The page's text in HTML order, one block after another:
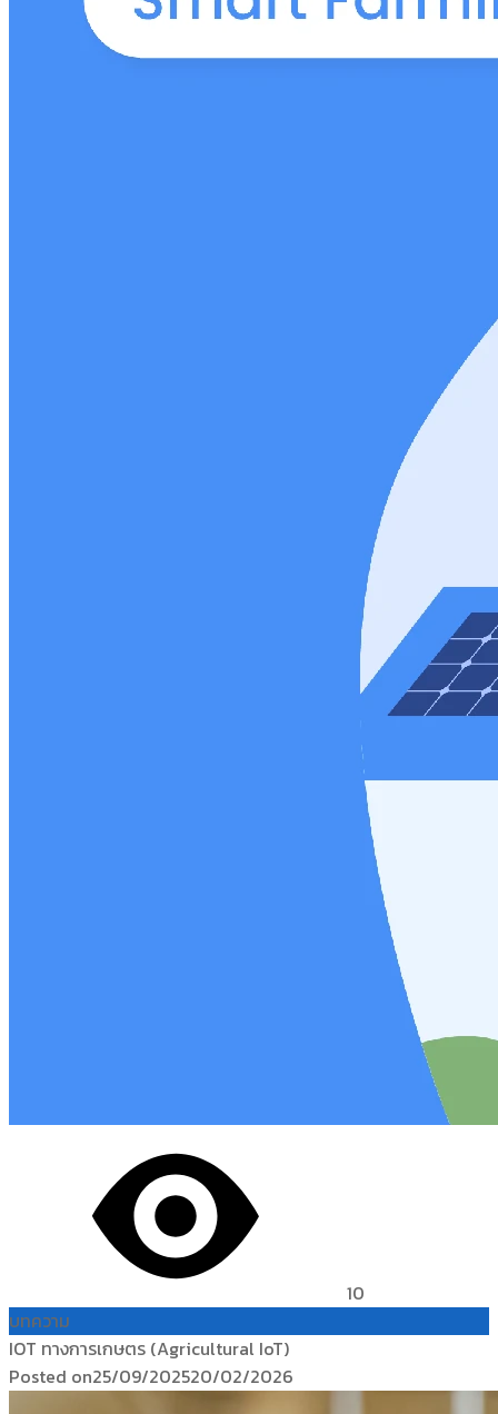
10
บทความ
IOT ทางการเกษตร (Agricultural IoT)
Posted on25/09/202520/02/2026